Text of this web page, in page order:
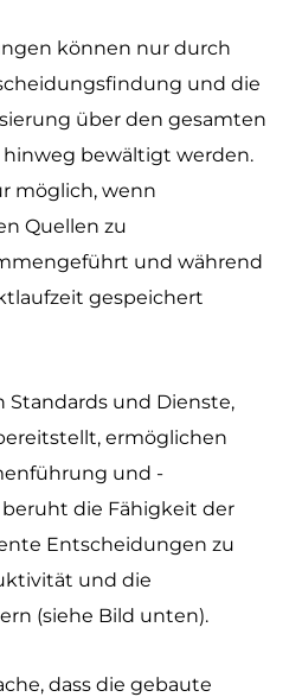
können nur durch
und die
über den gesamten
bewältigt werden.
möglich, wenn
Quellen zu
und während
gespeichert
Standards und Dienste,
ermöglichen
und -
die Fähigkeit der
Entscheidungen zu
und die
(siehe Bild unten).
dass die gebaute